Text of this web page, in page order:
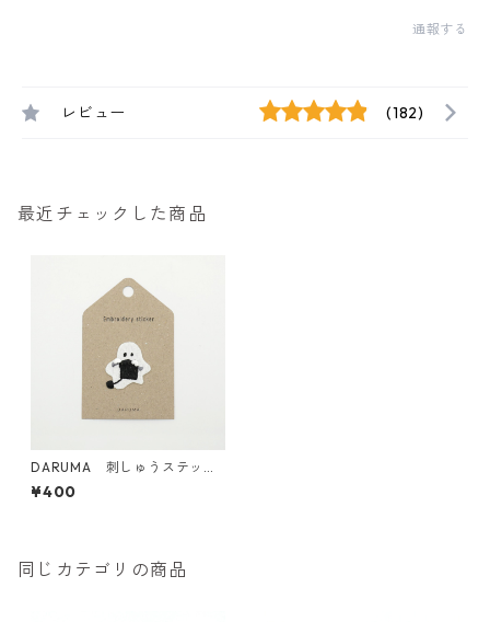
通報する
レビュー (182)
最近チェックした商品
DARUMA 刺しゅうステッカ
ー <17 Knitting 編み物>
¥400
同じカテゴリの商品